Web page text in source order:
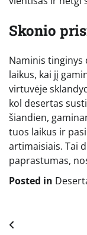
Skonio
Naminis tinginys
laikus, kai jį
virtuvėje
kol desertas
šiandien,
tuos laikus ir
artimaisiais. Tai
paprastumas,
Posted in
Navigacija